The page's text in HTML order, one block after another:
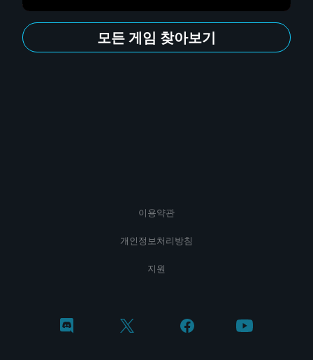
모든 게임 찾아보기
이용약관
개인정보처리방침
지원